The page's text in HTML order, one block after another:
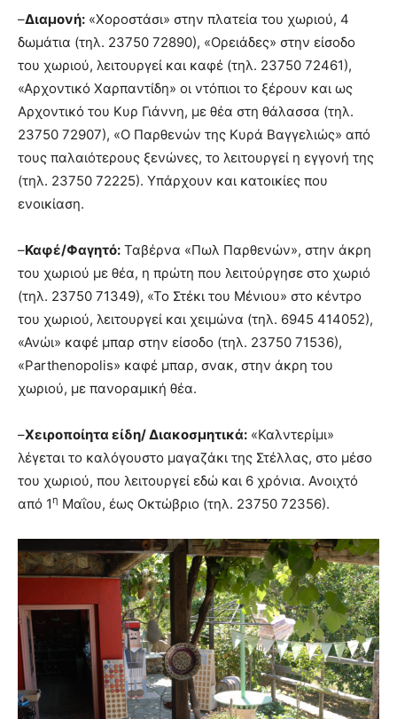
–Διαμονή: «Χοροστάσι» στην πλατεία του χωριού, 4
δωμάτια (τηλ. 23750 72890), «Ορειάδες» στην είσοδο
του χωριού, λειτουργεί και καφέ (τηλ. 23750 72461),
«Αρχοντικό Χαρπαντίδη» οι ντόπιοι το ξέρουν και ως
Αρχοντικό του Κυρ Γιάννη, με θέα στη θάλασσα (τηλ.
23750 72907), «Ο Παρθενών της Κυρά Βαγγελιώς» από
τους παλαιότερους ξενώνες, το λειτουργεί η εγγονή της
(τηλ. 23750 72225). Υπάρχουν και κατοικίες που
ενοικίαση.
–Καφέ/Φαγητό: Ταβέρνα «Πωλ Παρθενών», στην άκρη
του χωριού με θέα, η πρώτη που λειτούργησε στο χωριό
(τηλ. 23750 71349), «Το Στέκι του Μένιου» στο κέντρο
του χωριού, λειτουργεί και χειμώνα (τηλ. 6945 414052),
«Ανώι» καφέ μπαρ στην είσοδο (τηλ. 23750 71536),
«Parthenopolis» καφέ μπαρ, σνακ, στην άκρη του
χωριού, με πανοραμική θέα.
–Χειροποίητα είδη/ Διακοσμητικά: «Καλντερίμι»
λέγεται το καλόγουστο μαγαζάκι της Στέλλας, στο μέσο
του χωριού, που λειτουργεί εδώ και 6 χρόνια. Ανοιχτό
από 1η Μαΐου, έως Οκτώβριο (τηλ. 23750 72356).